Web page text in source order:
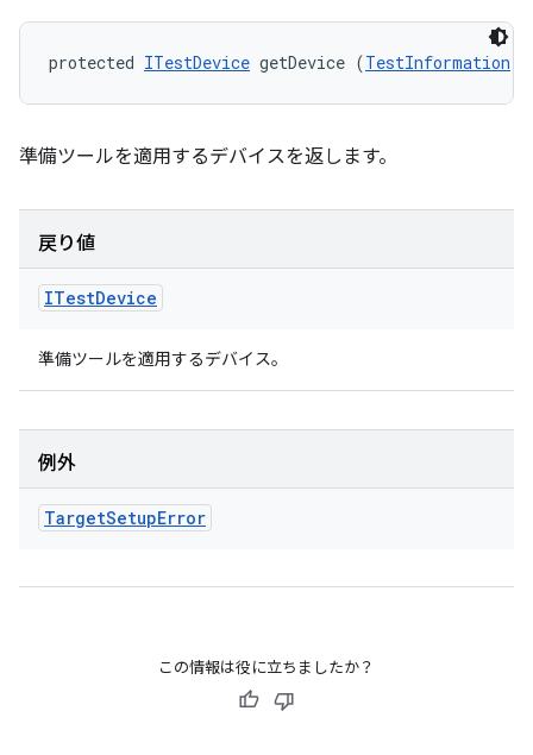
protected ITestDevice getDevice (TestInformation
準備ツールを適用するデバイスを返します。
戻り値
ITestDevice
準備ツールを適用するデバイス。
例外
TargetSetupError
この情報は役に立ちましたか？